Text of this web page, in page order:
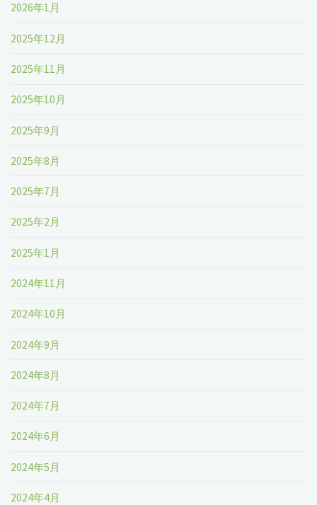
2026年1月
2025年12月
2025年11月
2025年10月
2025年9月
2025年8月
2025年7月
2025年2月
2025年1月
2024年11月
2024年10月
2024年9月
2024年8月
2024年7月
2024年6月
2024年5月
2024年4月